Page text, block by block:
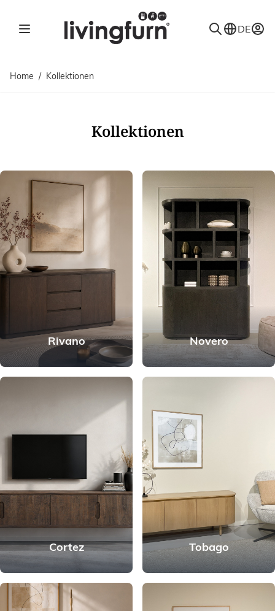
DE
Home / Kollektionen
Kollektionen
Rivano Novero
Cortez Tobago